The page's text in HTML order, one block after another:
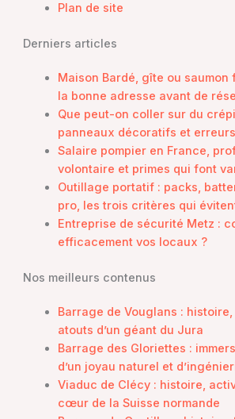
Plan de site
Derniers articles
Maison Bardé, gîte ou saumon
la bonne adresse avant de
Que peut-on coller sur du
panneaux décoratifs et
Salaire pompier en France,
volontaire et primes qui font
Outillage portatif : packs,
pro, les trois critères qui
Entreprise de sécurité Metz :
efficacement vos locaux ?
Nos meilleurs contenus
Barrage de Vouglans :
atouts d’un géant du Jura
Barrage des Gloriettes :
d’un joyau naturel et
Viaduc de Clécy : histoire,
cœur de la Suisse normande